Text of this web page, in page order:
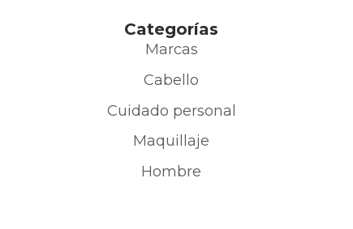
Categorías
Marcas
Cabello
Cuidado personal
Maquillaje
Hombre